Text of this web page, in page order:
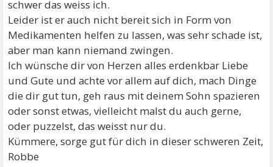
schwer das weiss ich.
Leider ist er auch nicht bereit sich in Form von
Medikamenten helfen zu lassen, was sehr schade ist,
aber man kann niemand zwingen.
Ich wünsche dir von Herzen alles erdenkbar Liebe
und Gute und achte vor allem auf dich, mach Dinge
die dir gut tun, geh raus mit deinem Sohn spazieren
oder sonst etwas, vielleicht malst du auch gerne,
oder puzzelst, das weisst nur du.
Kümmere, sorge gut für dich in dieser schweren Zeit,
Robbe